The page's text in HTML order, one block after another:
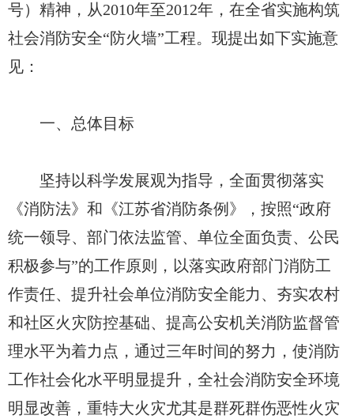
号）精神，从2010年至2012年，在全省实施构筑
社会消防安全“防火墙”工程。现提出如下实施意
见：
一、总体目标
坚持以科学发展观为指导，全面贯彻落实
《消防法》和《江苏省消防条例》，按照“政府
统一领导、部门依法监管、单位全面负责、公民
积极参与”的工作原则，以落实政府部门消防工
作责任、提升社会单位消防安全能力、夯实农村
和社区火灾防控基础、提高公安机关消防监督管
理水平为着力点，通过三年时间的努力，使消防
工作社会化水平明显提升，全社会消防安全环境
明显改善，重特大火灾尤其是群死群伤恶性火灾